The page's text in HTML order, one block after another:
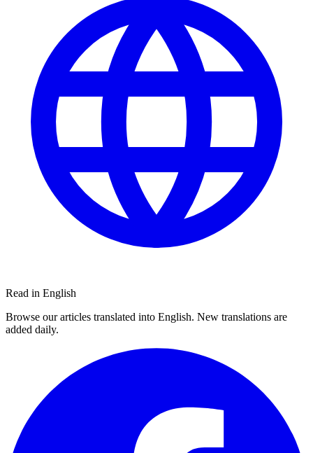
Read in English
Browse our articles translated into English. New translations are
added daily.